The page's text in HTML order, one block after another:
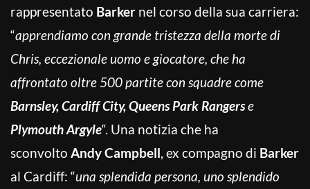
rappresentato Barker nel corso della sua carriera:
“apprendiamo con grande tristezza della morte di
Chris, eccezionale uomo e giocatore, che ha
affrontato oltre 500 partite con squadre come
Barnsley, Cardiff City, Queens Park Rangerse
Plymouth Argyle“. Una notizia che ha
sconvolto Andy Campbell, ex compagno di Barker
al Cardiff: “una splendida persona, uno splendido